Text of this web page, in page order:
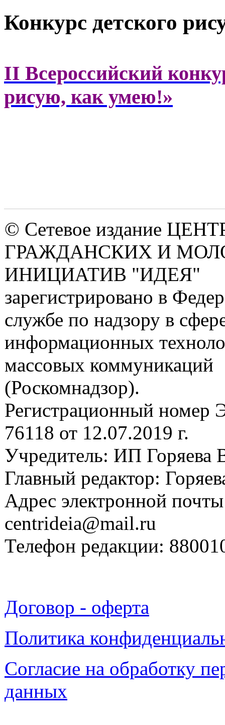
Конкурс детского
II Всероссийский
рисую, как умею!»
© Сетевое издание
ГРАЖДАНСКИХ И
ИНИЦИАТИВ "ИДЕЯ"
зарегистрировано в
службе по надзору в
информационных
массовых коммуникаций
(Роскомнадзор).
Регистрационный
76118 от 12.07.2019 г.
Учредитель: ИП Горяева
Главный редактор:
Адрес электронной
centrideia@mail.ru
Телефон редакции:
Договор - оферта
Политика
Согласие на обработку
данных